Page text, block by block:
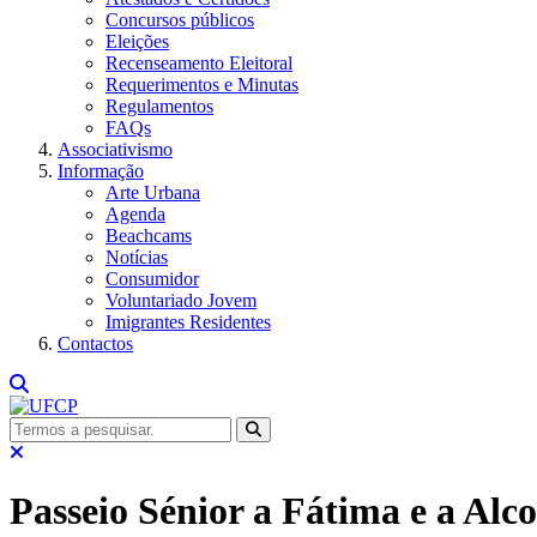
Concursos públicos
Eleições
Recenseamento Eleitoral
Requerimentos e Minutas
Regulamentos
FAQs
Associativismo
Informação
Arte Urbana
Agenda
Beachcams
Notícias
Consumidor
Voluntariado Jovem
Imigrantes Residentes
Contactos
Passeio Sénior a Fátima e a